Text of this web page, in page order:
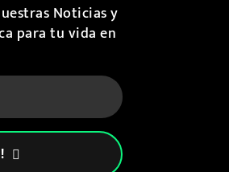
Noticias y
para tu vida en